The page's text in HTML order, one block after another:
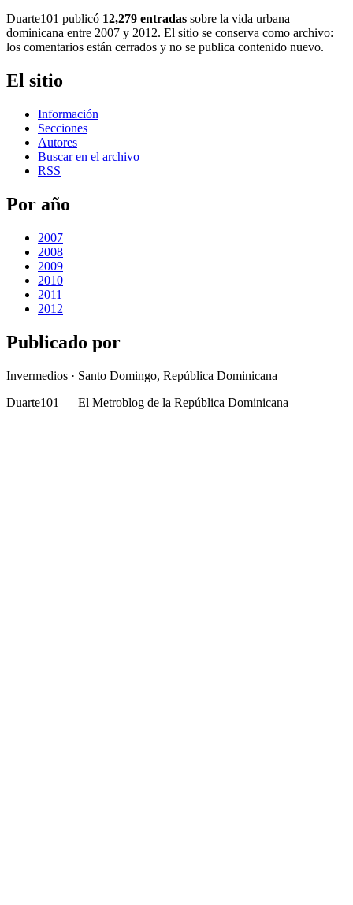
Duarte101 publicó 12,279 entradas sobre la vida urbana
dominicana entre 2007 y 2012. El sitio se conserva como archivo:
los comentarios están cerrados y no se publica contenido nuevo.
El sitio
Información
Secciones
Autores
Buscar en el archivo
RSS
Por año
2007
2008
2009
2010
2011
2012
Publicado por
Invermedios · Santo Domingo, República Dominicana
Duarte101 — El Metroblog de la República Dominicana